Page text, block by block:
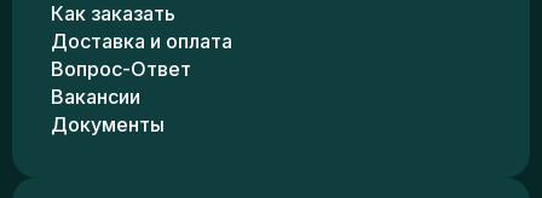
Как заказать
Доставка и оплата
Вопрос-Ответ
Вакансии
Документы